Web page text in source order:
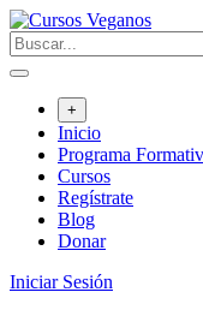
Saltar
al
contenido
+
Inicio
Programa
Cursos
Regístrate
Blog
Donar
Iniciar Sesión